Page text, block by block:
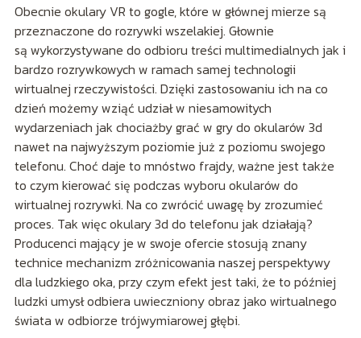
Obecnie okulary VR to gogle, które w głównej mierze są
przeznaczone do rozrywki wszelakiej. Głownie
są wykorzystywane do odbioru treści multimedialnych jak i
bardzo rozrywkowych w ramach samej technologii
wirtualnej rzeczywistości. Dzięki zastosowaniu ich na co
dzień możemy wziąć udział w niesamowitych
wydarzeniach jak chociażby grać w gry do okularów 3d
nawet na najwyższym poziomie już z poziomu swojego
telefonu. Choć daje to mnóstwo frajdy, ważne jest także
to czym kierować się podczas wyboru okularów do
wirtualnej rozrywki. Na co zwrócić uwagę by zrozumieć
proces. Tak więc okulary 3d do telefonu jak działają?
Producenci mający je w swoje ofercie stosują znany
technice mechanizm zróżnicowania naszej perspektywy
dla ludzkiego oka, przy czym efekt jest taki, że to później
ludzki umysł odbiera uwieczniony obraz jako wirtualnego
świata w odbiorze trójwymiarowej głębi.